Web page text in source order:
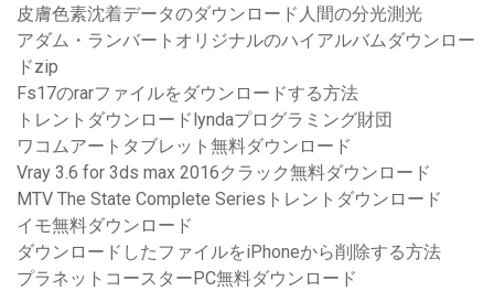
皮膚色素沈着データのダウンロード人間の分光測光
アダム・ランバートオリジナルのハイアルバムダウンロー
ドzip
Fs17のrarファイルをダウンロードする方法
トレントダウンロードlyndaプログラミング財団
ワコムアートタブレット無料ダウンロード
Vray 3.6 for 3ds max 2016クラック無料ダウンロード
MTV The State Complete Seriesトレントダウンロード
イモ無料ダウンロード
ダウンロードしたファイルをiPhoneから削除する方法
プラネットコースターPC無料ダウンロード